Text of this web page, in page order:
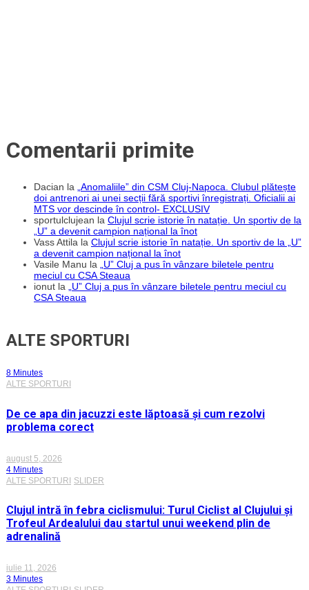
Comentarii primite
Dacian la „Anomaliile” din CSM Cluj-Napoca. Clubul plătește
doi antrenori ai unei secții fără sportivi înregistrați. Oficialii ai
MTS vor descinde în control- EXCLUSIV
sportulclujean la Clujul scrie istorie în natație. Un sportiv de la
„U” a devenit campion național la înot
Vass Attila la Clujul scrie istorie în natație. Un sportiv de la „U”
a devenit campion național la înot
Vasile Manu la „U” Cluj a pus în vânzare biletele pentru
meciul cu CSA Steaua
ionut la „U” Cluj a pus în vânzare biletele pentru meciul cu
CSA Steaua
ALTE SPORTURI
8 Minutes
ALTE SPORTURI
De ce apa din jacuzzi este lăptoasă și cum rezolvi
problema corect
august 5, 2026
4 Minutes
ALTE SPORTURI SLIDER
Clujul intră în febra ciclismului: Turul Ciclist al Clujului și
Trofeul Ardealului dau startul unui weekend plin de
adrenalină
iulie 11, 2026
3 Minutes